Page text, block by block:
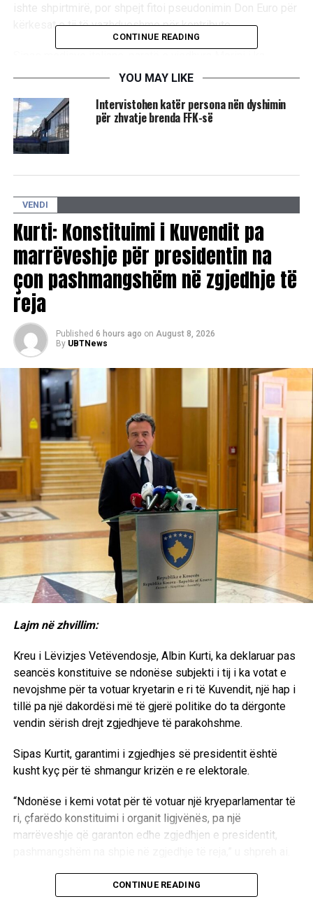
ishte shpirtmirë, por shpejt fitoi pseudonimin Don Euro për
kërkesat e tij të vazhdueshme për kontribute.
shpenzuar për festa, klube dhe diamante./
RELATED TOPICS: ZHVATJE PRIFTI ITALIAN
UP NEXT
kompensimi i shpenzimeve të udhëtimit
DON'T MISS
​ShSKUK: 232 pacientë në trajtim nga COVID-19
CONTINUE READING
YOU MAY LIKE
Intervistohen katër persona nën dyshimin
për zhvatje brenda FFK-së
VENDI
Kurti: Konstituimi i Kuvendit pa
marrëveshje për presidentin na
çon pashmangshëm në zgjedhje të
reja
Published 6 hours ago on August 8, 2026
By UBTNews
Lajm në zhvillim:
Kreu i Lëvizjes Vetëvendosje, Albin Kurti, ka deklaruar pas
seancës konstituive se ndonëse subjekti i tij i ka votat e
nevojshme për ta votuar kryetarin e ri të Kuvendit, një hap i
tillë pa një dakordësi më të gjerë politike do ta dërgonte
vendin sërish drejt zgjedhjeve të parakohshme.
Sipas Kurtit, garantimi i zgjedhjes së presidentit është
kusht kyç për të shmangur krizën e re elektorale.
“Ndonëse i kemi votat për të votuar një kryeparlamentar të
ri, çfarëdo konstituimi i organit ligjvënës, pa një
marrëveshje që garanton edhe zgjedhjen e presidentit,
Kreu i LVV-së ritheksoi nevojën për dialog të drejtpërdrejtë
me krerët e partive të tjera parlamentare për të arritur një
CONTINUE READING